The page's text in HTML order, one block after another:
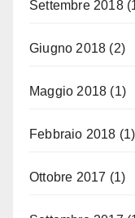
Settembre 2018
Giugno 2018 (2)
Maggio 2018 (1)
Febbraio 2018 (1)
Ottobre 2017 (1)